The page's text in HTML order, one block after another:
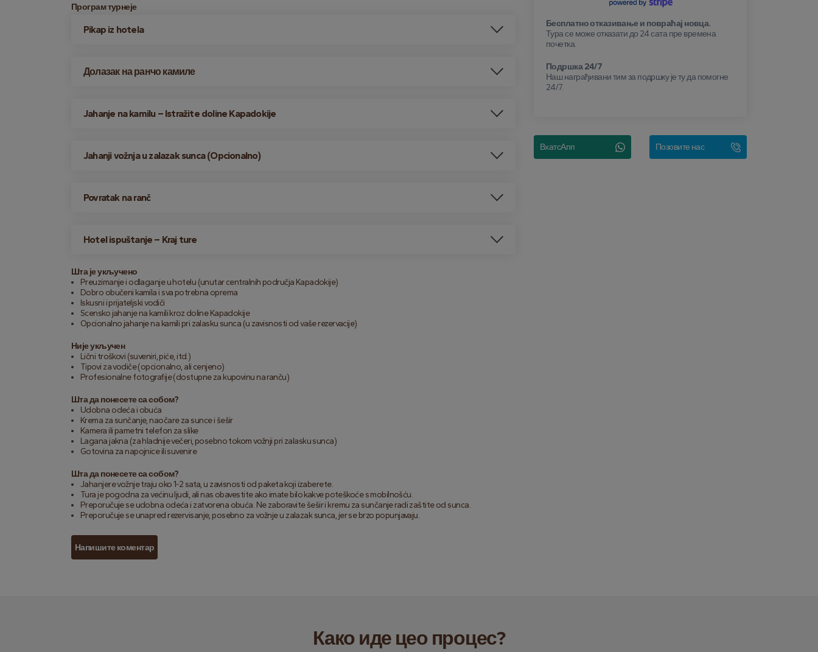
Програм турнеје
Pikap iz hotela
Долазак на ранчо камиле
Jahanje na kamilu – Istražite doline Kapadokije
Jahanji vožnja u zalazak sunca (Opcionalno)
Povratak na ranč
Hotel ispuštanje – Kraj ture
Шта је укључено
Preuzimanje i odlaganje u hotelu (unutar centralnih područja Kapadokije)
Dobro obučeni kamila i sva potrebna oprema
Iskusni i prijateljski vodiči
Scensko jahanje na kamili kroz doline Kapadokije
Opcionalno jahanje na kamili pri zalasku sunca (u zavisnosti od vaše rezervacije)
Није укључен
Lični troškovi (suveniri, piće, itd.)
Tipovi za vodiče (opcionalno, ali cenjeno)
Profesionalne fotografije (dostupne za kupovinu na ranču)
Шта да понесете са собом?
Udobna odeća i obuća
Krema za sunčanje, naočare za sunce i šešir
Kamera ili pametni telefon za slike
Lagana jakna (za hladnije večeri, posebno tokom vožnji pri zalasku sunca)
Gotovina za napojnice ili suvenire
Шта да понесете са собом?
Jahanjere vožnje traju oko 1-2 sata, u zavisnosti od paketa koji izaberete.
Tura je pogodna za većinu ljudi, ali nas obavestite ako imate bilo kakve poteškoće s mobilnošću.
Preporučuje se udobna odeća i zatvorena obuća. Ne zaboravite šešir i kremu za sunčanje radi zaštite od sunca.
Preporučuje se unapred rezervisanje, posebno za vožnje u zalazak sunca, jer se brzo popunjavaju.
Напишите коментар
Бесплатно отказивање и повраћај новца.
Тура се може отказати до 24 сата пре времена
почетка.
Подршка 24/7
Наш награђивани тим за подршку је ту да помогне
24/7.
ВхатсАпп Позовите нас
Како иде цео процес?